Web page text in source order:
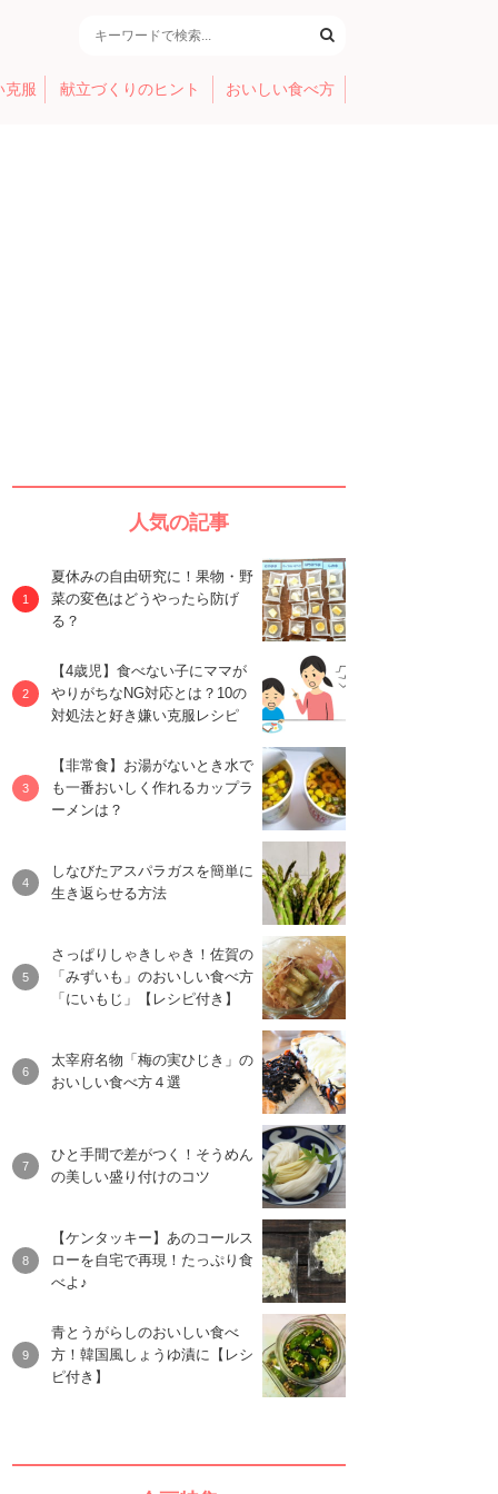
克服 献立づくりのヒント おいしい食べ方
人気の記事
夏休みの自由研究に！果物・野
菜の変色はどうやったら防げ
る？
【4歳児】食べない子にママが
やりがちなNG対応とは？10の
対処法と好き嫌い克服レシピ
【非常食】お湯がないとき水で
も一番おいしく作れるカップラ
ーメンは？
しなびたアスパラガスを簡単に
生き返らせる方法
さっぱりしゃきしゃき！佐賀の
「みずいも」のおいしい食べ方
「にいもじ」【レシピ付き】
太宰府名物「梅の実ひじき」の
おいしい食べ方４選
ひと手間で差がつく！そうめん
の美しい盛り付けのコツ
【ケンタッキー】あのコールス
ローを自宅で再現！たっぷり食
べよ♪
青とうがらしのおいしい食べ
方！韓国風しょうゆ漬に【レシ
ピ付き】